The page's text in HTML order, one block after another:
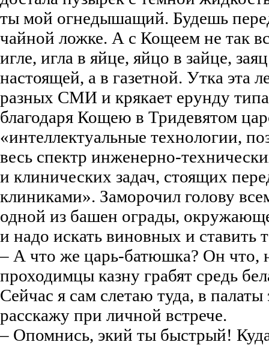
ты мой огнедышащий. Будешь
чайной ложке. А с Кощеем не так
игле, игла в яйце, яйцо в зайце,
настоящей, а в газетной. Утка эта
разных СМИ и крякает ерунду типа
благодаря Кощею в Тридевятом
«интеллектуальные технологии,
весь спектр инженерно-
и клинических задач, стоящих
клиниками». Заморочил голову
одной из башен ограды,
и надо искать виновных и ставить
– А что же царь-батюшка? Он что,
проходимцы казну грабят средь
Сейчас я сам слетаю туда, в
расскажу при личной встрече.
– Опомнись, экий ты быстрый!